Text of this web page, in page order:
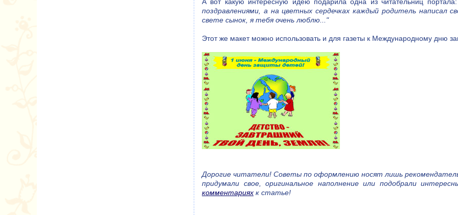
поздравлениями, а на цветных сердечках каждый родитель написал
свете сынок, я тебя очень люблю..."
Этот же макет можно использовать и для газеты к Международному дню
Дорогие читатели! Cоветы по оформлению носят лишь
придумали свое, оригинальное наполнение или подобрали
комментариях к статье!